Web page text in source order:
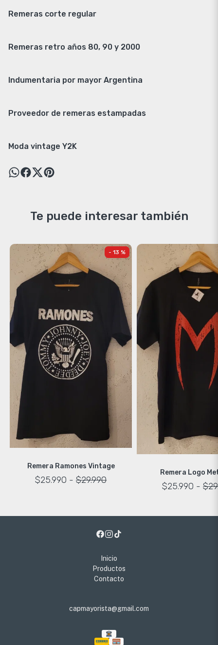
Remeras corte regular
Remeras retro años 80, 90 y 2000
Indumentaria por mayor Argentina
Proveedor de remeras estampadas
Moda vintage Y2K
Te puede interesar también
- 13 %
Remera Ramones Vintage
$25.990 - $29.990
Remera
$25.990 -
Inicio
Productos
Contacto
capmayorista@gmail.com